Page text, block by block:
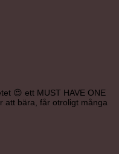
😍 ett MUST HAVE ONE
att bära, får otroligt många